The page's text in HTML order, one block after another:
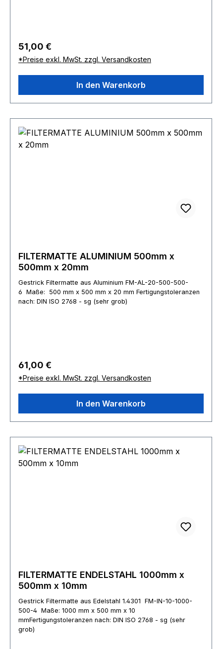
Regulärer Preis:
51,00 €
*Preise exkl. MwSt. zzgl. Versandkosten
In den Warenkorb
FILTERMATTE ALUMINIUM 500mm x
500mm x 20mm
Gestrick Filtermatte aus Aluminium FM-AL-20-500-500-
6 Maße: 500 mm x 500 mm x 20 mm Fertigungstoleranzen
nach: DIN ISO 2768 - sg (sehr grob)
Regulärer Preis:
61,00 €
*Preise exkl. MwSt. zzgl. Versandkosten
In den Warenkorb
FILTERMATTE ENDELSTAHL 1000mm x
500mm x 10mm
Gestrick Filtermatte aus Edelstahl 1.4301 FM-IN-10-1000-
500-4 Maße: 1000 mm x 500 mm x 10
mmFertigungstoleranzen nach: DIN ISO 2768 - sg (sehr
grob)